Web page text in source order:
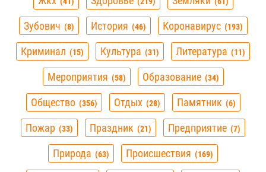
Зубович 8 История 46 Коронавирус 193
Криминал 15 Культура 31 Литература 11
Мероприятия 58 Образование 34
Общество 356 Отдых 28 Памятник 6
Пожар 33 Праздник 21 Предприятие 7
Природа 63 Происшествия 169